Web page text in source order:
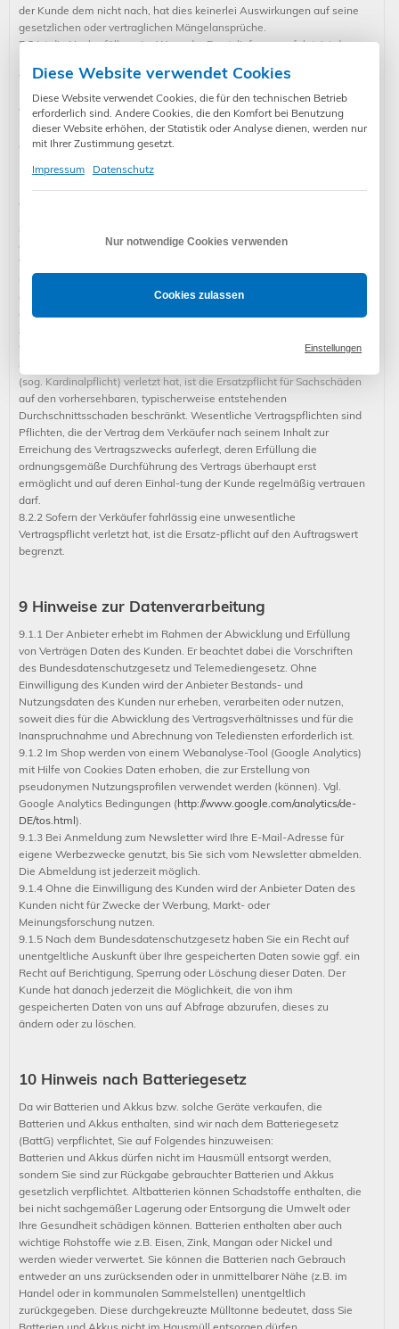
der Kunde dem nicht nach, hat dies keinerlei Auswirkungen auf seine
gesetzlichen oder vertraglichen Mängelansprüche.
7.8 Ist die Nacherfüllung im Wege der Ersatzlieferung erfolgt, ist der
Tagen an den Verkäufer auf dessen Kosten zurückzusenden. Die
Rücksendung der mangelhaften Ware hat nach den gesetzlichen
Vorschriften zu erfolgen.
7.9 Die Abtretung der Mängelansprüche des Kunden ist
ausgeschlossen.
8 Haftung
8.1 Der Verkäufer haftet aus jedem Rechtsgrund uneingeschränkt bei
der Verletzung des Lebens, des Körpers oder der Gesundheit, bei
Vorsatz oder grober Fahrlässigkeit, bei Arglist und
Garantieversprechen und wenn die Haftung nach zwingenden
gesetzlichen Vorschriften, wie etwa dem Produkthaftungsgesetz,
erfolgt.
8.2 Im Übrigen haftet der Verkäufer gleich aus welchem Rechtsgrund
wie folgt:
8.2.1 Sofern der Verkäufer fahrlässig eine vertragswesentliche Pflicht
(sog. Kardinalpflicht) verletzt hat, ist die Ersatzpflicht für Sachschäden
auf den vorhersehbaren, typischerweise entstehenden
Durchschnittsschaden beschränkt. Wesentliche Vertragspflichten sind
Pflichten, die der Vertrag dem Verkäufer nach seinem Inhalt zur
Erreichung des Vertragszwecks auferlegt, deren Erfüllung die
ordnungsgemäße Durchführung des Vertrags überhaupt erst
ermöglicht und auf deren Einhal-tung der Kunde regelmäßig vertrauen
darf.
8.2.2 Sofern der Verkäufer fahrlässig eine unwesentliche
Vertragspflicht verletzt hat, ist die Ersatz-pflicht auf den Auftragswert
begrenzt.
9 Hinweise zur Datenverarbeitung
9.1.1 Der Anbieter erhebt im Rahmen der Abwicklung und Erfüllung
von Verträgen Daten des Kunden. Er beachtet dabei die Vorschriften
des Bundesdatenschutzgesetz und Telemediengesetz. Ohne
Einwilligung des Kunden wird der Anbieter Bestands- und
Nutzungsdaten des Kunden nur erheben, verarbeiten oder nutzen,
soweit dies für die Abwicklung des Vertragsverhältnisses und für die
Inanspruchnahme und Abrechnung von Telediensten erforderlich ist.
9.1.2 Im Shop werden von einem Webanalyse-Tool (Google Analytics)
mit Hilfe von Cookies Daten erhoben, die zur Erstellung von
pseudonymen Nutzungsprofilen verwendet werden (können). Vgl.
Google Analytics Bedingungen (http://www.google.com/analytics/de-
DE/tos.html).
9.1.3 Bei Anmeldung zum Newsletter wird Ihre E-Mail-Adresse für
eigene Werbezwecke genutzt, bis Sie sich vom Newsletter abmelden.
Die Abmeldung ist jederzeit möglich.
9.1.4 Ohne die Einwilligung des Kunden wird der Anbieter Daten des
Kunden nicht für Zwecke der Werbung, Markt- oder
Meinungsforschung nutzen.
9.1.5 Nach dem Bundesdatenschutzgesetz haben Sie ein Recht auf
unentgeltliche Auskunft über Ihre gespeicherten Daten sowie ggf. ein
Recht auf Berichtigung, Sperrung oder Löschung dieser Daten. Der
Kunde hat danach jederzeit die Möglichkeit, die von ihm
gespeicherten Daten von uns auf Abfrage abzurufen, dieses zu
ändern oder zu löschen.
10 Hinweis nach Batteriegesetz
Da wir Batterien und Akkus bzw. solche Geräte verkaufen, die
Batterien und Akkus enthalten, sind wir nach dem Batteriegesetz
(BattG) verpflichtet, Sie auf Folgendes hinzuweisen:
Batterien und Akkus dürfen nicht im Hausmüll entsorgt werden,
sondern Sie sind zur Rückgabe gebrauchter Batterien und Akkus
gesetzlich verpflichtet. Altbatterien können Schadstoffe enthalten, die
bei nicht sachgemäßer Lagerung oder Entsorgung die Umwelt oder
Ihre Gesundheit schädigen können. Batterien enthalten aber auch
wichtige Rohstoffe wie z.B. Eisen, Zink, Mangan oder Nickel und
werden wieder verwertet. Sie können die Batterien nach Gebrauch
entweder an uns zurücksenden oder in unmittelbarer Nähe (z.B. im
Handel oder in kommunalen Sammelstellen) unentgeltlich
zurückgegeben. Diese durchgekreuzte Mülltonne bedeutet, dass Sie
Diese Website verwendet Cookies
Diese Website verwendet Cookies, die für den technischen Betrieb
erforderlich sind. Andere Cookies, die den Komfort bei Benutzung
dieser Website erhöhen, der Statistik oder Analyse dienen, werden nur
mit Ihrer Zustimmung gesetzt.
Impressum
Datenschutz
Nur notwendige Cookies verwenden
Cookies zulassen
Einstellungen